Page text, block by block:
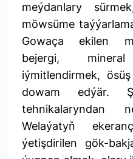
meýdanlary
möwsüme
Gowaça ekilen
bejergi,
iýmitlendirmek,
dowam edýär.
tehnikalaryndan
Welaýatyň
ýetişdirilen gök-